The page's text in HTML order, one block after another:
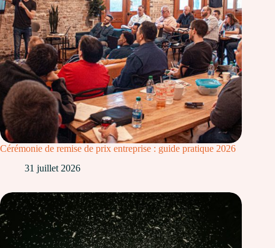
Cérémonie de remise de prix entreprise : guide pratique 2026
31 juillet 2026